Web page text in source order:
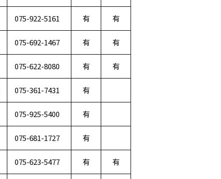
075-922-5161 有 有
075-692-1467 有 有
075-622-8080 有 有
075-361-7431 有
075-925-5400 有
075-681-1727 有
075-623-5477 有 有